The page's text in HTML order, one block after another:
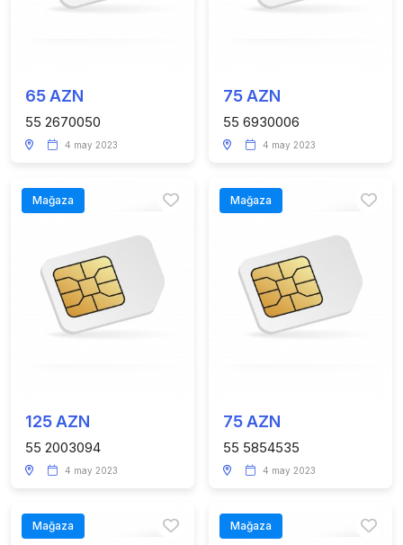
65 AZN
55 2670050
4 may 2023
75 AZN
55 6930006
4 may 2023
Mağaza
125 AZN
55 2003094
4 may 2023
Mağaza
75 AZN
55 5854535
4 may 2023
Mağaza Mağaza